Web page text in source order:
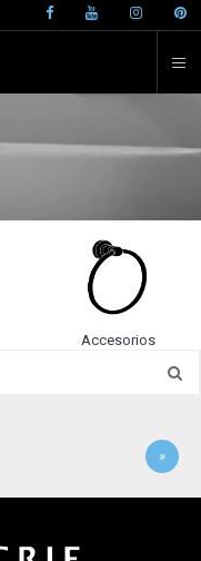
Accesorios
»